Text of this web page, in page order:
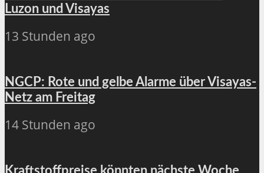
Luzon und Visayas
13 Stunden ago
NGCP: Rote und gelbe Alarme über Visayas-
Netz am Freitag
14 Stunden ago